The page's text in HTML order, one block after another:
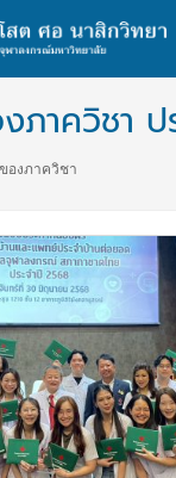
ภาควิชา ป
องภาควิชา